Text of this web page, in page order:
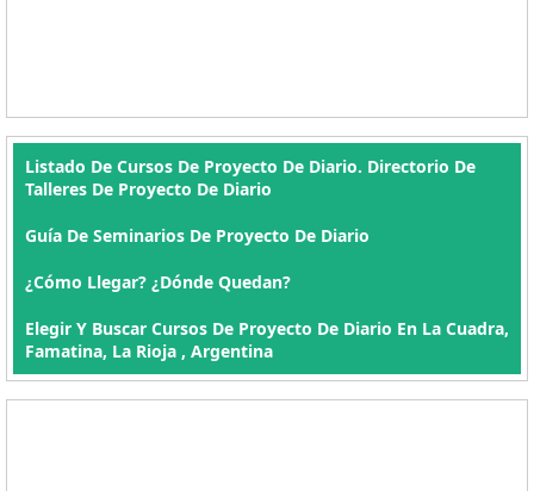
Listado De Cursos De Proyecto De Diario. Directorio De
Talleres De Proyecto De Diario
Guía De Seminarios De Proyecto De Diario
¿Cómo Llegar? ¿Dónde Quedan?
Elegir Y Buscar Cursos De Proyecto De Diario En La Cuadra,
Famatina, La Rioja , Argentina